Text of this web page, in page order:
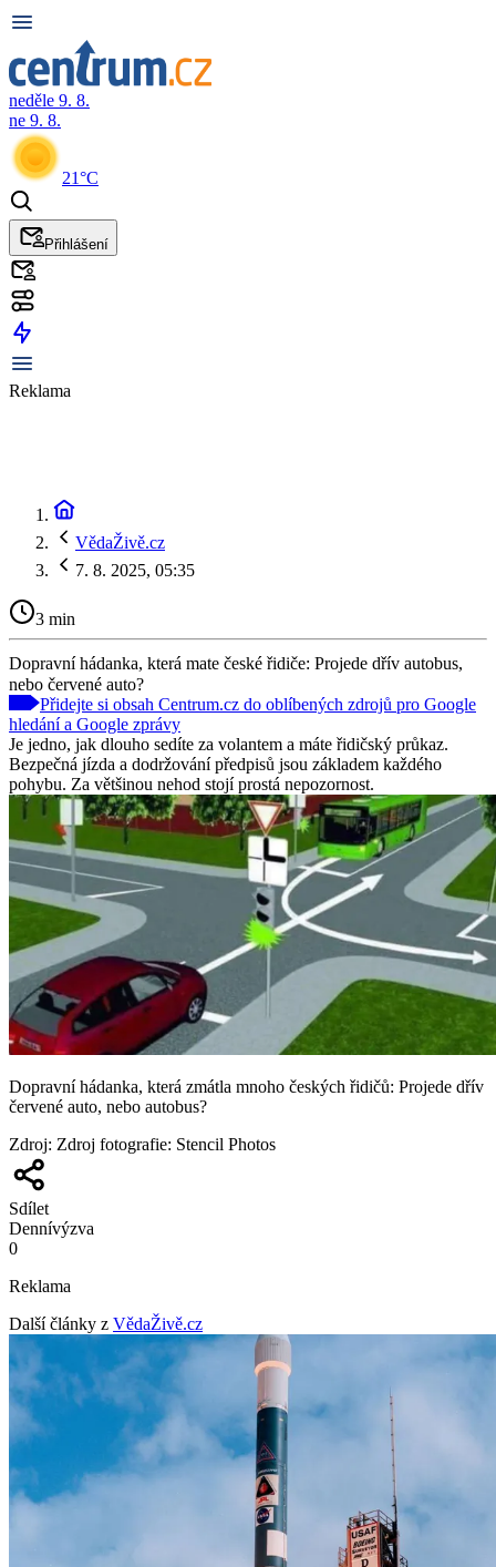
neděle 9. 8.
ne 9. 8.
21°C
Přihlášení
Reklama
VědaŽivě.cz
7. 8. 2025, 05:35
3 min
Dopravní hádanka, která mate české řidiče: Projede dřív autobus,
nebo červené auto?
Přidejte si obsah Centrum.cz do oblíbených zdrojů pro Google
hledání a Google zprávy
Je jedno, jak dlouho sedíte za volantem a máte řidičský průkaz.
Bezpečná jízda a dodržování předpisů jsou základem každého
pohybu. Za většinou nehod stojí prostá nepozornost.
Dopravní hádanka, která zmátla mnoho českých řidičů: Projede dřív
červené auto, nebo autobus?
Zdroj: Zdroj fotografie: Stencil Photos
Sdílet
Dennívýzva
0
Reklama
Další články z VědaŽivě.cz